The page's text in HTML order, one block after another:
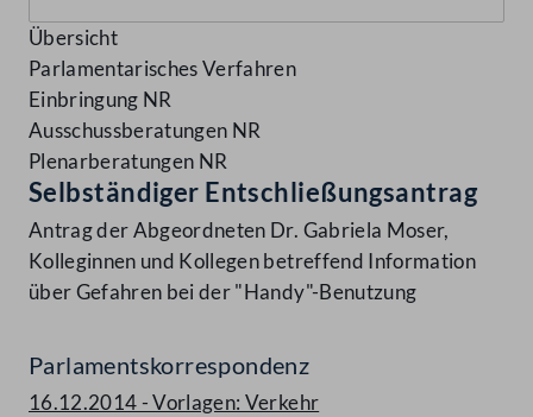
Übersicht
Parlamentarisches Verfahren
Einbringung NR
Ausschussberatungen NR
Plenarberatungen NR
Selbständiger Entschließungsantrag
Antrag der Abgeordneten Dr. Gabriela Moser,
Kolleginnen und Kollegen betreffend Information
über Gefahren bei der "Handy"-Benutzung
Parlamentskorrespondenz
16.12.2014 - Vorlagen: Verkehr